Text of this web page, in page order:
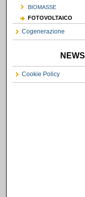
BIOMASSE
FOTOVOLTAICO
Cogenerazione
NEWS
Cookie Policy